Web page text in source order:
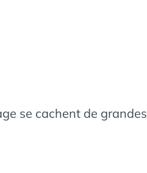
se cachent de grandes